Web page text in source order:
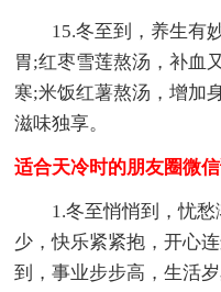
15.冬至到，养生有
胃;红枣雪莲熬汤，补血
寒;米饭红薯熬汤，增加
滋味独享。
适合天冷时的朋友圈微
1.冬至悄悄到，忧
少，快乐紧紧抱，开心
到，事业步步高，生活